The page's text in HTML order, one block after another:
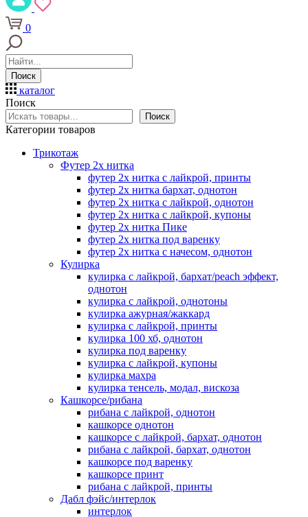
0
Поиск
каталог
Поиск
Поиск
Категории товаров
Трикотаж
Футер 2х нитка
футер 2х нитка с лайкрой, принты
футер 2х нитка бархат, однотон
футер 2х нитка с лайкрой, однотон
футер 2х нитка с лайкрой, купоны
футер 2х нитка Пике
футер 2х нитка под варенку
футер 2х нитка с начесом, однотон
Кулирка
кулирка с лайкрой, бархат/peach эффект,
однотон
кулирка с лайкрой, однотоны
кулирка ажурная/жаккард
кулирка с лайкрой, принты
кулирка 100 хб, однотон
кулирка под варенку
кулирка с лайкрой, купоны
кулирка махра
кулирка тенсель, модал, вискоза
Кашкорсе/рибана
рибана с лайкрой, однотон
кашкорсе однотон
кашкорсе с лайкрой, бархат, однотон
рибана с лайкрой, бархат, однотон
кашкорсе под варенку
кашкорсе принт
рибана с лайкрой, принты
Дабл фэйс/интерлок
интерлок